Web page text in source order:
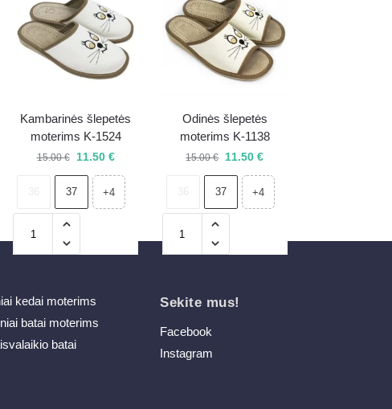
Kambarinės šlepetės
moterims K-1524
15.00€ 11.50 €
37 +4
Odinės šlepetės
moterims K-1138
15.00€ 11.50€
37 +4
kedai moterims
batai moterims
batai
Sekite mus!
Facebook
Instagram